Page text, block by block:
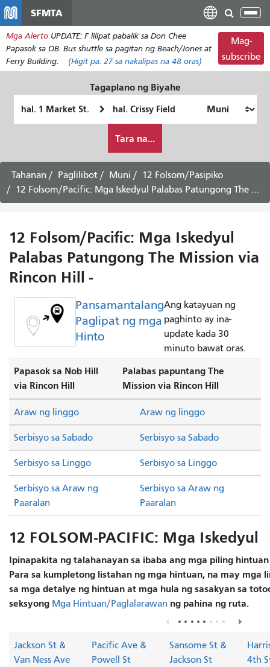
pangunahing
nilalaman
SFMTA
I-
ang
Mga Alerto UPDATE: F lilipat pabalik sa Don Chee
Papasok sa OB. Bus shuttle sa pagitan ng Beach/Jones at
Ferry Building.
(Higit pa: 27 sa nakalipas na 48 oras)
Mag-
subscribe
Tagaplano ng Biyahe
ko
gustong
maglakbay
Tara na...
Tahanan Paglilibot Muni
12 Folsom/Pasipiko
12 Folsom/Pacific: Mga Iskedyul Palabas Patungong The Mission via Rincon Hill -
12 Folsom/Pacific: Mga Iskedyul
Palabas Patungong The Mission via
Rincon Hill -
Pansamantalang
Paglipat ng mga
Hinto
Ang katayuan ng
paghinto ay ina-
update kada 30
minuto bawat oras.
Papasok sa Nob Hill
via Rincon Hill
Palabas papuntang The
Mission via Rincon Hill
Serbisyo sa Sabado Serbisyo sa Sabado
Serbisyo sa Linggo Serbisyo sa Linggo
Araw ng linggo Araw ng linggo
Serbisyo sa Araw ng
Paaralan
Serbisyo sa Araw ng
Paaralan
12 FOLSOM-PACIFIC: Mga Iskedyul
Ipinapakita ng talahanayan sa ibaba ang mga piling
Para sa kumpletong listahan ng mga hintuan, na may mga
sa mga detalye ng hintuan at mga hula ng sasakyan sa
seksyong Mga Hintuan/Paglalarawan ng pahina ng ruta.
Jackson St &
Van Ness Ave
Pacific Ave &
Powell St
Sansome St &
Jackson St
4th